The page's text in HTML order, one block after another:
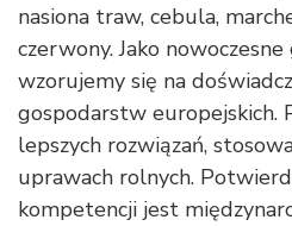
nasiona traw, cebula,
czerwony. Jako
wzorujemy się na
gospodarstw europejskich.
lepszych rozwiązań,
uprawach rolnych.
kompetencji jest